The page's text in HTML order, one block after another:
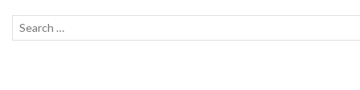
Recherche